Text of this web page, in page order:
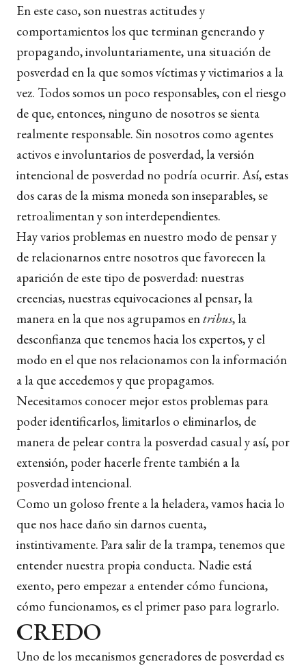
En este caso, son nuestras actitudes y
comportamientos los que terminan generando y
propagando, involuntariamente, una situación de
posverdad en la que somos víctimas y victimarios a la
vez. Todos somos un poco responsables, con el riesgo
de que, entonces, ninguno de nosotros se sienta
realmente responsable. Sin nosotros como agentes
activos e involuntarios de posverdad, la versión
intencional de posverdad no podría ocurrir. Así, estas
dos caras de la misma moneda son inseparables, se
retroalimentan y son interdependientes.
Hay varios problemas en nuestro modo de pensar y
de relacionarnos entre nosotros que favorecen la
aparición de este tipo de posverdad: nuestras
creencias, nuestras equivocaciones al pensar, la
manera en la que nos agrupamos entribus, la
desconfianza que tenemos hacia los expertos, y el
modo en el que nos relacionamos con la información
a la que accedemos y que propagamos.
Necesitamos conocer mejor estos problemas para
poder identificarlos, limitarlos o eliminarlos, de
manera de pelear contra la posverdad casual y así, por
extensión, poder hacerle frente también a la
posverdad intencional.
Como un goloso frente a la heladera, vamos hacia lo
que nos hace daño sin darnos cuenta,
instintivamente. Para salir de la trampa, tenemos que
entender nuestra propia conducta. Nadie está
exento, pero empezar a entender cómo funciona,
cómo funcionamos, es el primer paso para lograrlo.
CREDO
Uno de los mecanismos generadores de posverdad es